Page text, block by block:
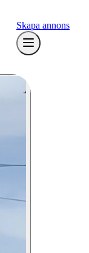
Skapa annons